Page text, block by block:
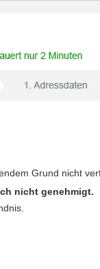
Grund nicht
nicht genehmigt.